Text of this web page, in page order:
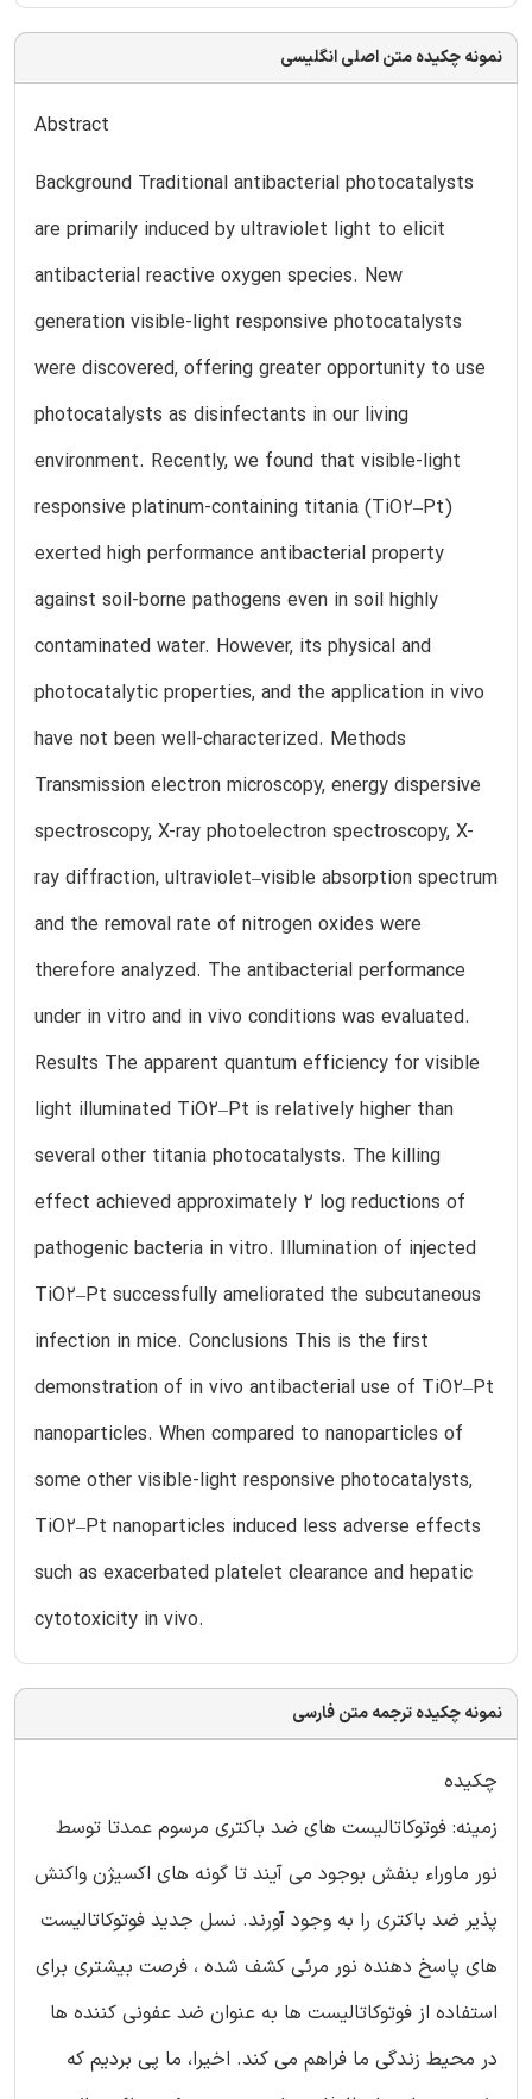
نمونه چکیده متن اصلی انگلیسی
Abstract
Background Traditional antibacterial photocatalysts
are primarily induced by ultraviolet light to elicit
antibacterial reactive oxygen species. New
generation visible-light responsive photocatalysts
were discovered, offering greater opportunity to use
photocatalysts as disinfectants in our living
environment. Recently, we found that visible-light
responsive platinum-containing titania (TiO2–Pt)
exerted high performance antibacterial property
against soil-borne pathogens even in soil highly
contaminated water. However, its physical and
photocatalytic properties, and the application in vivo
have not been well-characterized. Methods
Transmission electron microscopy, energy dispersive
spectroscopy, X-ray photoelectron spectroscopy, X-
ray diffraction, ultraviolet–visible absorption spectrum
and the removal rate of nitrogen oxides were
therefore analyzed. The antibacterial performance
under in vitro and in vivo conditions was evaluated.
Results The apparent quantum efficiency for visible
light illuminated TiO2–Pt is relatively higher than
several other titania photocatalysts. The killing
effect achieved approximately 2 log reductions of
pathogenic bacteria in vitro. Illumination of injected
TiO2–Pt successfully ameliorated the subcutaneous
infection in mice. Conclusions This is the first
demonstration of in vivo antibacterial use of TiO2–Pt
nanoparticles. When compared to nanoparticles of
some other visible-light responsive photocatalysts,
TiO2–Pt nanoparticles induced less adverse effects
such as exacerbated platelet clearance and hepatic
cytotoxicity in vivo.
نمونه چکیده ترجمه متن فارسی
چکیده
زمینه: فوتوکاتالیست های ضد باکتری مرسوم عمدتا توسط
نور ماوراء بنفش بوجود می آیند تا گونه های اکسیژن واکنش
پذیر ضد باکتری را به وجود آورند. نسل جدید فوتوکاتالیست
های پاسخ دهنده نور مرئی کشف شده ، فرصت بیشتری برای
استفاده از فوتوکاتالیست ها به عنوان ضد عفونی کننده ها
در محیط زندگی ما فراهم می کند. اخیرا، ما پی بردیم که